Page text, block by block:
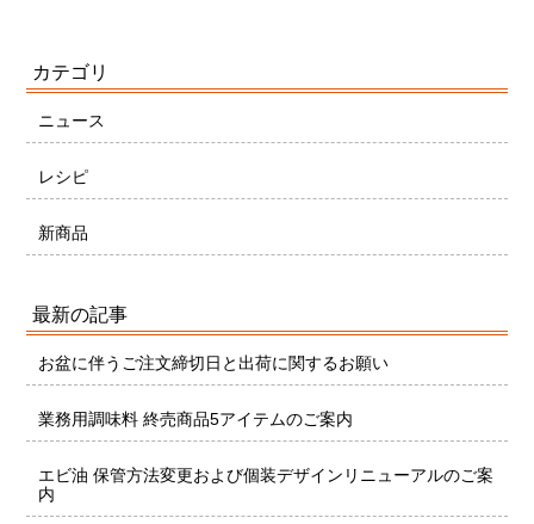
カテゴリ
ニュース
レシピ
新商品
最新の記事
お盆に伴うご注文締切日と出荷に関するお願い
業務用調味料 終売商品5アイテムのご案内
エビ油 保管方法変更および個装デザインリニューアルのご案
内